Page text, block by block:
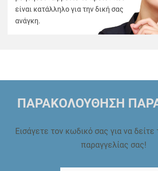
είναι κατάλληλο για την δική σας
ανάγκη.
ΠΑΡΑΚΟΛΟΥΘΗΣΗ
Εισάγετε τον κωδικό σας για να δείτε
παραγγελίας σας!